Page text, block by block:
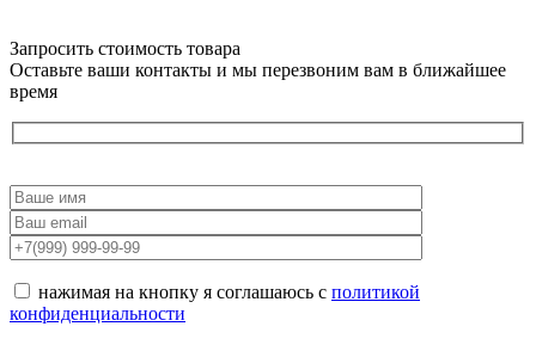
Запросить стоимость товара
Оставьте ваши контакты и мы перезвоним вам в ближайшее
время
нажимая на кнопку я соглашаюсь с политикой
конфиденциальности